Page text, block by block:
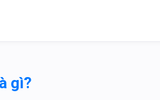
gì?